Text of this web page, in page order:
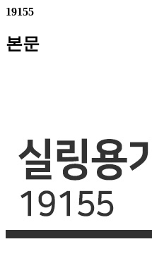
19155
본문